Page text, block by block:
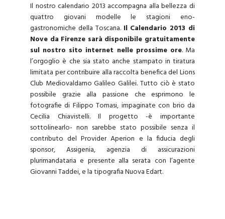
Il nostro calendario 2013 accompagna alla bellezza di
quattro giovani modelle le stagioni eno-
gastronomiche della Toscana. Il Calendario 2013 di
Nove da Firenze sarà disponibile gratuitamente
sul nostro sito internet nelle prossime ore. Ma
l’orgoglio è che sia stato anche stampato in tiratura
limitata per contribuire alla raccolta benefica del Lions
Club Mediovaldarno Galileo Galilei. Tutto ciò è stato
possibile grazie alla passione che esprimono le
fotografie di Filippo Tomasi, impaginate con brio da
Cecilia Chiavistelli. Il progetto -è importante
sottolinearlo- non sarebbe stato possibile senza il
contributo del Provider Aperion e la fiducia degli
sponsor, Assigenia, agenzia di assicurazioni
plurimandataria e presente alla serata con l’agente
Giovanni Taddei, e la tipografia Nuova Edart.